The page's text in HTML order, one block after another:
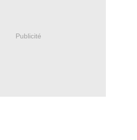
Publicité